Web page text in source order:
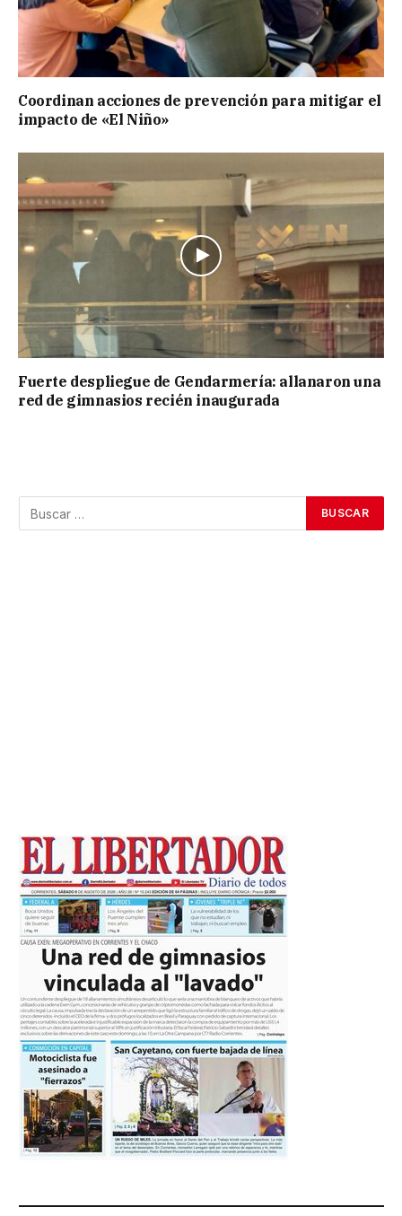
Coordinan acciones de prevención para mitigar el
impacto de «El Niño»
Fuerte despliegue de Gendarmería: allanaron una
red de gimnasios recién inaugurada